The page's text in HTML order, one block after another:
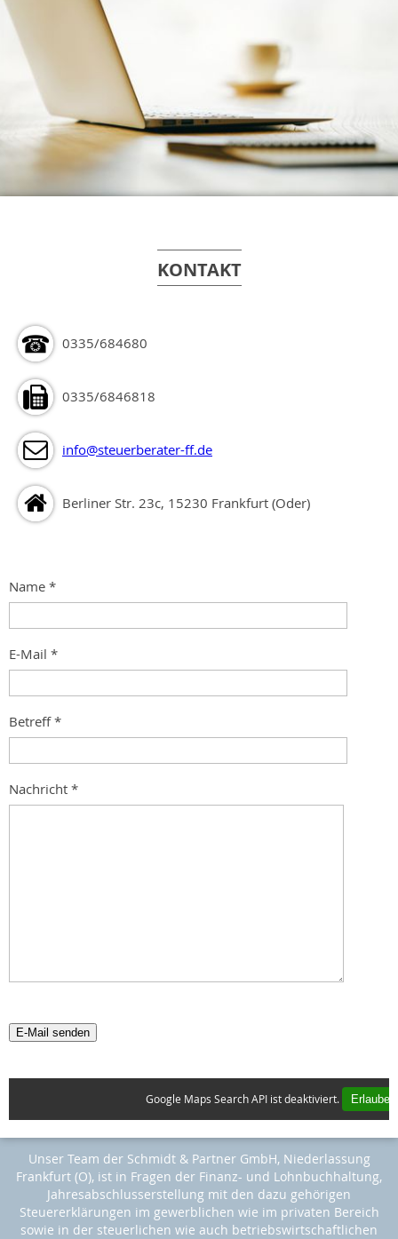
KONTAKT
0335/684680
0335/6846818
info@steuerberater-ff.de
Berliner Str. 23c, 15230 Frankfurt (Oder)
Name *
E-Mail *
Betreff*
Nachricht *
E-Mail senden
Google Maps Search API ist deaktiviert. Erlauben
Unser Team der Schmidt & Partner GmbH, Niederlassung
Frankfurt (O), ist in Fragen der Finanz- und Lohnbuchhaltung,
Jahresabschlusserstellung mit den dazu gehörigen
Steuererklärungen im gewerblichen wie im privaten Bereich
sowie in der steuerlichen wie auch betriebswirtschaftlichen